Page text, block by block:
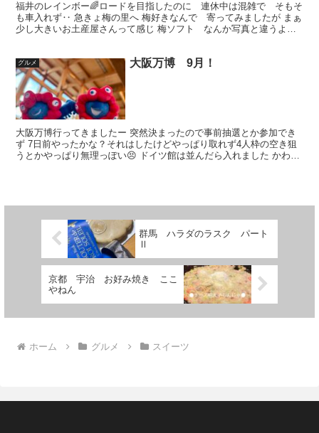
福井のレインボー🌈ロードを目指したのに 連休中は混雑で そもそ
も車入れず‥ 急きょ梅の里へ 梅好きなんで 寄ってみましたが まぁ
少し大きいお土産屋さんって感じ 梅ソフト なんか写真と違うよう
グルメ 大阪万博 9月！
大阪万博行ってきましたー 突然決まったので事前抽選とか参加でき
ず 7日前やったかな？それはしたけどやっぱり取れず4人枠の空き狙
うとかやっぱり無理っぽい😣 ドイツ館は並んだら入れました かわい
群馬 ハラダのラスク パート
Ⅱ
京都 宇治 お好み焼き ここ
やねん
ホーム グルメ スイーツ